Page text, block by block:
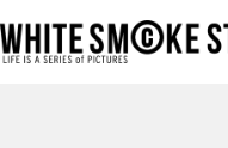
do
treści